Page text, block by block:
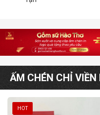
ẤM CHÉN CHỈ VIỀN
HOT